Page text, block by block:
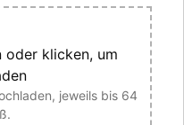
oder klicken, um
jeweils bis 64